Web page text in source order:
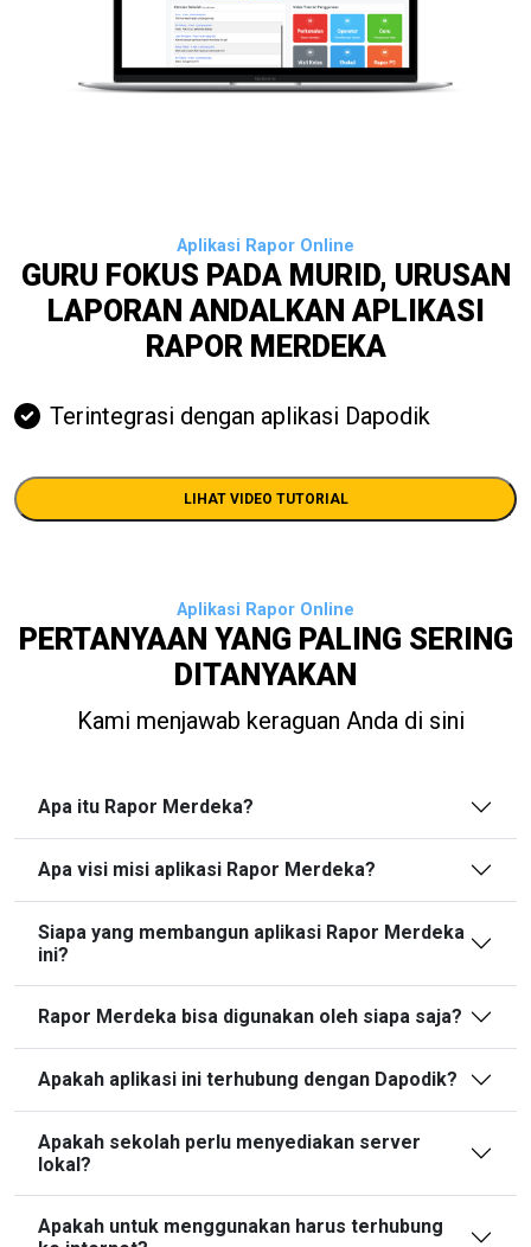
Aplikasi Rapor Online
GURU FOKUS PADA MURID, URUSAN
LAPORAN ANDALKAN APLIKASI
RAPOR MERDEKA
Terintegrasi dengan aplikasi Dapodik
LIHAT VIDEO TUTORIAL
Aplikasi Rapor Online
PERTANYAAN YANG PALING SERING
DITANYAKAN
Kami menjawab keraguan Anda di sini
Apa itu Rapor Merdeka?
Apa visi misi aplikasi Rapor Merdeka?
Siapa yang membangun aplikasi Rapor Merdeka
ini?
Rapor Merdeka bisa digunakan oleh siapa saja?
Apakah aplikasi ini terhubung dengan Dapodik?
Apakah sekolah perlu menyediakan server
lokal?
Apakah untuk menggunakan harus terhubung